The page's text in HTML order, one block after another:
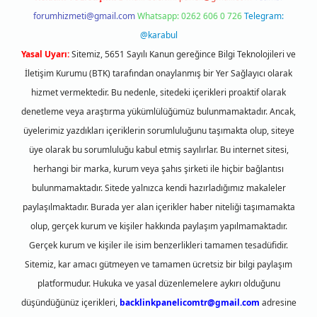
forumhizmeti@gmail.comWhatsapp: 0262 606 0 726Telegram:
@karabul
Yasal Uyarı:Sitemiz, 5651 Sayılı Kanun gereğince Bilgi Teknolojileri ve
İletişim Kurumu (BTK) tarafından onaylanmış bir Yer Sağlayıcı olarak
hizmet vermektedir. Bu nedenle, sitedeki içerikleri proaktif olarak
denetleme veya araştırma yükümlülüğümüz bulunmamaktadır. Ancak,
üyelerimiz yazdıkları içeriklerin sorumluluğunu taşımakta olup, siteye
üye olarak bu sorumluluğu kabul etmiş sayılırlar. Bu internet sitesi,
herhangi bir marka, kurum veya şahıs şirketi ile hiçbir bağlantısı
bulunmamaktadır. Sitede yalnızca kendi hazırladığımız makaleler
paylaşılmaktadır. Burada yer alan içerikler haber niteliği taşımamakta
olup, gerçek kurum ve kişiler hakkında paylaşım yapılmamaktadır.
Gerçek kurum ve kişiler ile isim benzerlikleri tamamen tesadüfidir.
Sitemiz, kar amacı gütmeyen ve tamamen ücretsiz bir bilgi paylaşım
platformudur. Hukuka ve yasal düzenlemelere aykırı olduğunu
düşündüğünüz içerikleri, backlinkpanelicomtr@gmail.com adresine